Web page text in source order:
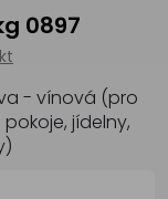
0897
- vínová (pro
jídelny,